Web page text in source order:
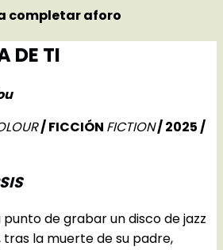
completar aforo
DE TI
/ FICCIÓN FICTION/ 2025 /
punto de grabar un disco de jazz
tras la muerte de su padre,